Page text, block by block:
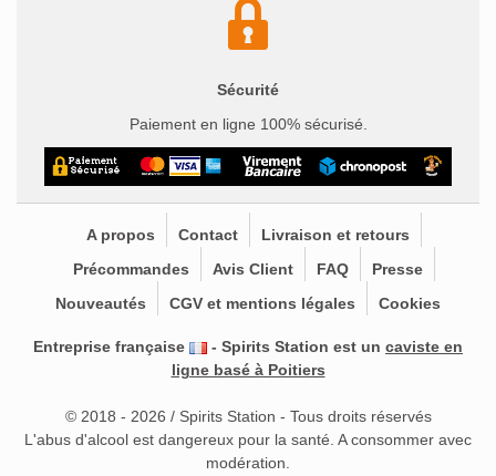
Sécurité
Paiement en ligne 100% sécurisé.
A propos Contact
Livraison et retours
Précommandes
Avis Client FAQ
Presse
Nouveautés
CGV et mentions légales Cookies
Entreprise française - Spirits Station est un caviste en
ligne basé à Poitiers
© 2018 - 2026 / Spirits Station - Tous droits réservés
L'abus d'alcool est dangereux pour la santé. A consommer avec
modération.